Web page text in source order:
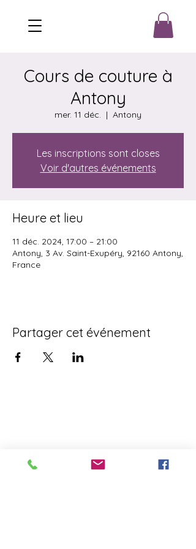
Cours de couture à
Antony
mer. 11 déc.
  |
Antony
Les inscriptions sont closes
Voir d'autres événements
Heure et lieu
11 déc. 2024, 17:00 – 21:00
Antony, 3 Av. Saint-Exupéry, 92160 Antony,
France
Partager cet événement